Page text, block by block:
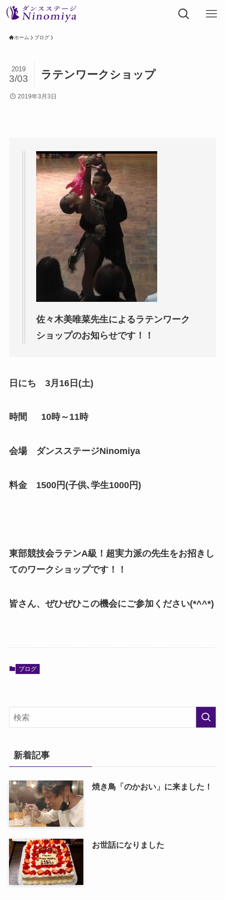
ホーム ブログ
ラテンワークショップ
2019
3/03
2019年3月3日
佐々木美唯菜先生によるラテンワーク
ショップのお知らせです！！
日にち 3月16日(土)
時間 10時～11時
会場 ダンスステージNinomiya
料金 1500円(子供､学生1000円)
東部競技会ラテンA級！超実力派の先生をお招きし
てのワークショップです！！
皆さん、ぜひぜひこの機会にご参加ください(*^^*)
ブログ
新着記事
焼き鳥「のかおい」に来ました！
お世話になりました